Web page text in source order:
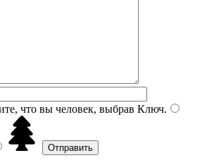
что вы человек, выбрав Ключ.